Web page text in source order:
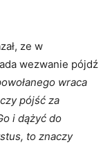
ze w
wezwanie pójdź
wraca
pójść za
i dążyć do
to znaczy